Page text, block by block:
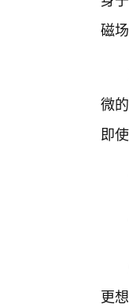
磁
微
即
更